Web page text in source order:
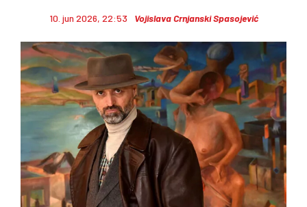
10. jun 2026, 22:53 Vojislava Crnjanski Spasojević